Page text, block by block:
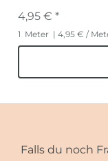
4,95 € *
1 Meter | 4,95 € /
Falls du noch